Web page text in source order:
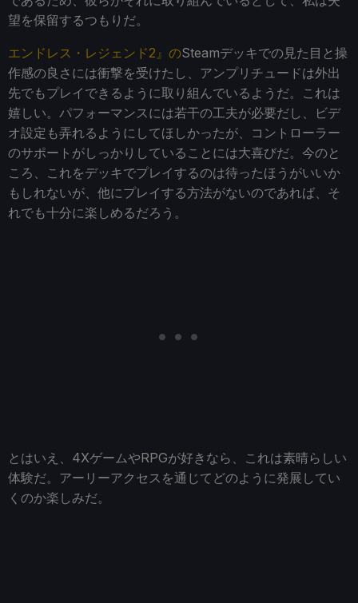
望を保留するつもりだ。
エンドレス・レジェンド2』のSteamデッキでの見た目と操
作感の良さには衝撃を受けたし、アンプリチュードは外出
先でもプレイできるように取り組んでいるようだ。これは
嬉しい。パフォーマンスには若干の工夫が必要だし、ビデ
オ設定も弄れるようにしてほしかったが、コントローラー
のサポートがしっかりしていることには大喜びだ。今のと
ころ、これをデッキでプレイするのは待ったほうがいいか
もしれないが、他にプレイする方法がないのであれば、そ
れでも十分に楽しめるだろう。
とはいえ、4XゲームやRPGが好きなら、これは素晴らしい
体験だ。アーリーアクセスを通じてどのように発展してい
くのか楽しみだ。